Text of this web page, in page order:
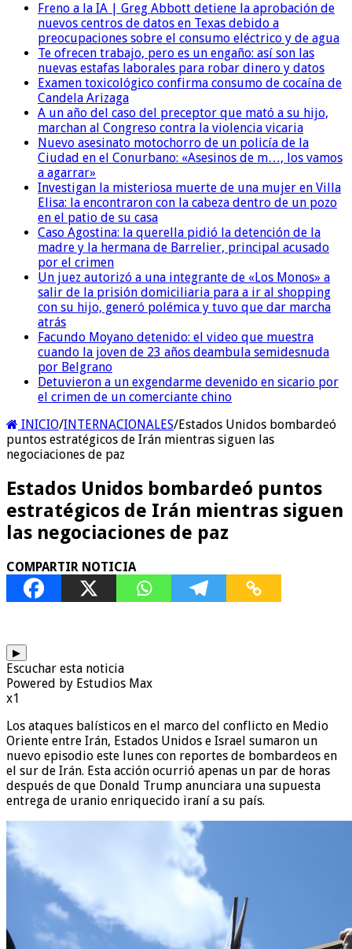
Freno a la IA | Greg Abbott detiene la aprobación de
nuevos centros de datos en Texas debido a
preocupaciones sobre el consumo eléctrico y de agua
Te ofrecen trabajo, pero es un engaño: así son las
nuevas estafas laborales para robar dinero y datos
Examen toxicológico confirma consumo de cocaína de
Candela Arizaga
A un año del caso del preceptor que mató a su hijo,
marchan al Congreso contra la violencia vicaria
Nuevo asesinato motochorro de un policía de la
Ciudad en el Conurbano: «Asesinos de m…, los vamos
a agarrar»
Investigan la misteriosa muerte de una mujer en Villa
Elisa: la encontraron con la cabeza dentro de un pozo
en el patio de su casa
Caso Agostina: la querella pidió la detención de la
madre y la hermana de Barrelier, principal acusado
por el crimen
Un juez autorizó a una integrante de «Los Monos» a
salir de la prisión domiciliaria para a ir al shopping
con su hijo, generó polémica y tuvo que dar marcha
atrás
Facundo Moyano detenido: el video que muestra
cuando la joven de 23 años deambula semidesnuda
por Belgrano
Detuvieron a un exgendarme devenido en sicario por
el crimen de un comerciante chino
INICIO/INTERNACIONALES/Estados Unidos bombardeó
puntos estratégicos de Irán mientras siguen las
negociaciones de paz
Estados Unidos bombardeó puntos
estratégicos de Irán mientras siguen
las negociaciones de paz
COMPARTIR NOTICIA
▶
Escuchar esta noticia
Powered by Estudios Max
x1
Los ataques balísticos en el marco del conflicto en Medio
Oriente entre Irán, Estados Unidos e Israel sumaron un
nuevo episodio este lunes con reportes de bombardeos en
el sur de Irán. Esta acción ocurrió apenas un par de horas
después de que Donald Trump anunciara una supuesta
entrega de uranio enriquecido iraní a su país.